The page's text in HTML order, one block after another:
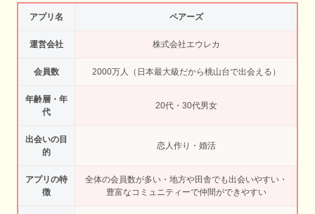
アプリ名 ペアーズ
運営会社 株式会社エウレカ
会員数 2000万人（日本最大級だから桃山台で出会える）
年齢層・年
代
20代・30代男女
出会いの目
的
恋人作り・婚活
アプリの特
徴
全体の会員数が多い・地方や田舎でも出会いやすい・
豊富なコミュニティーで仲間ができやすい